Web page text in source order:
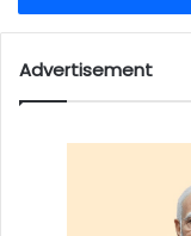
Advertisement